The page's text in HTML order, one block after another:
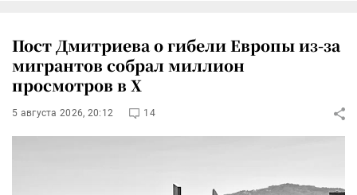
Пост Дмитриева о гибели Европы из-за
мигрантов собрал миллион
просмотров в X
5 августа 2026, 20:12 14